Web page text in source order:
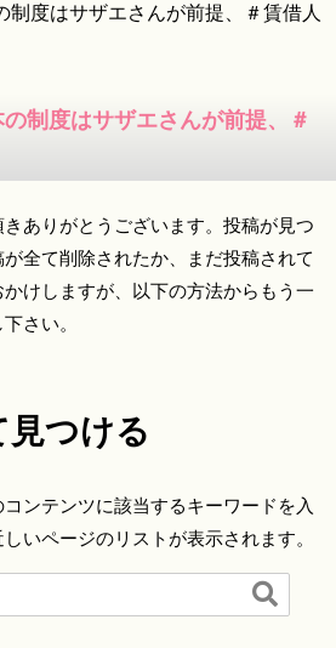
制度はサザエさんが前提、＃賃借人
制度はサザエさんが前提、＃
ありがとうございます。投稿が見つ
全て削除されたか、まだ投稿されて
けしますが、以下の方法からもう一
さい。
見つける
ンテンツに該当するキーワードを入
いページのリストが表示されます。
